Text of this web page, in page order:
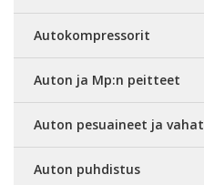
Autokompressorit
Auton ja Mp:n peitteet
Auton pesuaineet ja vahat
Auton puhdistus